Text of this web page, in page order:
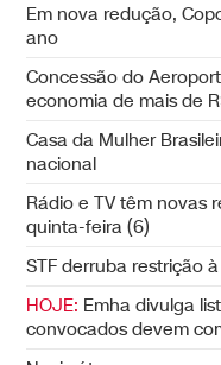
Em nova redução,
ano
Concessão do
economia de mais de
Casa da Mulher
nacional
Rádio e TV têm novas
quinta-feira (6)
STF derruba restrição
HOJE: Emha divulga
convocados devem